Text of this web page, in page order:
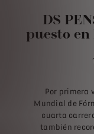
DS
puesto
Por primera
Mundial de
cuarta
también